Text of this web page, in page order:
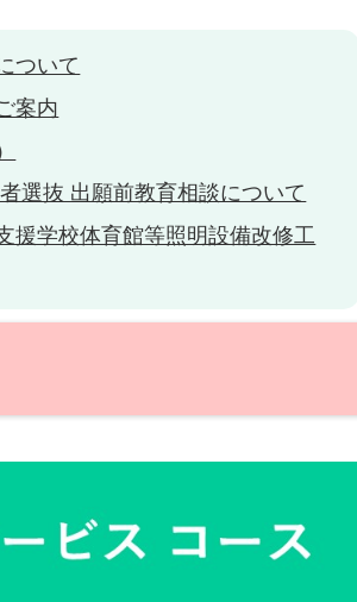
ついて
案内
選抜 出願前教育相談について
援学校体育館等照明設備改修工